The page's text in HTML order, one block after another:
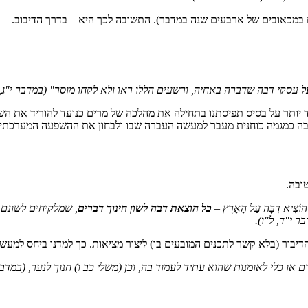
של ארבעים שנה במדבר). התשובה לכך היא – בדרך הדיבוב.
דבה שדברה באחיה, ורשעים הללו ראו ולא לקחו מוסר" (במדבר
יותר על בסיס תפיסתנו בתחילה את מהלכה של מרים כנועד להוריד
כמגמה כוחנית מעבר למעשה העברה שבו ולבחון את ההשפעה
דִבָּה עַל הָאָרֶץ – כל הוצאת דבה לשון חינוך דברים , שמלקיחים
י"ד, ל"ו).
(בלא קשר לתכנים המובעים בו) ליצור מציאות. כך למדנו ביחס
או כלי לאומנות שהוא עתיד לעמוד בה, וכן (משלי כב ו) חנוך לנער,